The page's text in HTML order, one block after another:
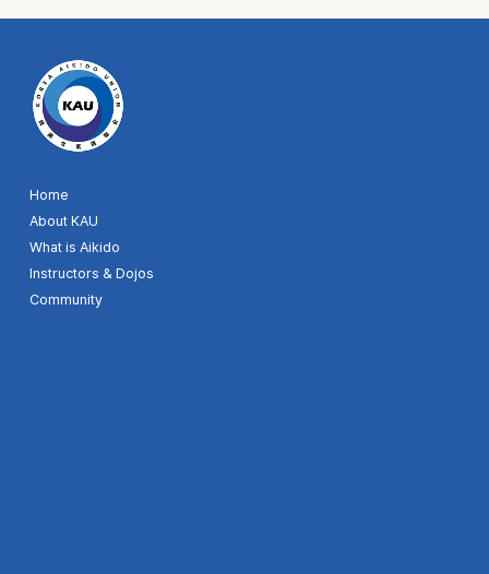
Home
About KAU
What is Aikido
Instructors & Dojos
Community